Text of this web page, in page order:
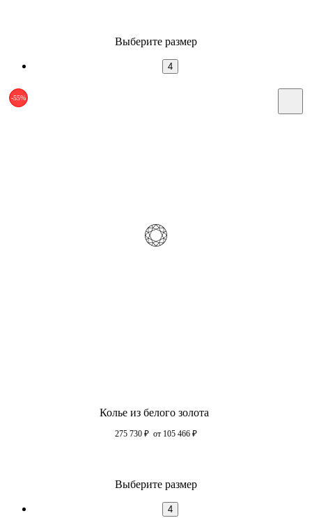
Выберите размер
4
-55%
Колье из белого золота
275 730 ₽ от 105 466 ₽
Выберите размер
4